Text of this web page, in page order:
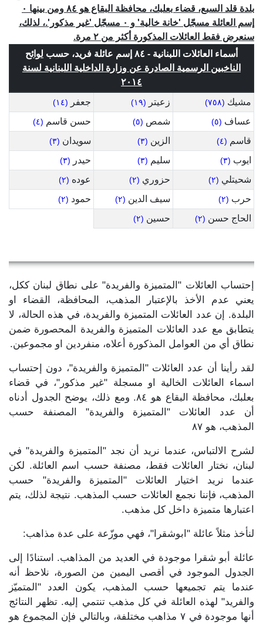
بلدة قلد السبع، قضاء بعلبك، محافظة البقاع هو ٨٤ ومن بينها ٠
إسم العائلة مسجّل 'خانة خالية' و ٠ مسجّل 'غير مذكور'.، لذلك،
سنعرض فقط العائلات المذكورة أكثر من ٢ مرة.
أسماء العائلات اللبنانية - ٨٤ إسم عائلة فريد، حسب
لوائح
الناخبين الرسمية الصادرة عن وزارة الداخلية اللبنانية لسنة
٢٠١٤
مشيك (٧٥٨) زعيتر (١٩) جعفر (١٤)
عساف (٥) شمص (٥) حسن قاسم (٤)
قاسم (٤) الزين (٣) سويدان (٣)
ايوب (٣) سليم (٣) حيدر (٣)
شحيتلي (٢) حزوري (٢) عوده (٢)
حرب (٢) سيف الدين (٢) حمود (٢)
الحاج حسن (٢) حسين (٢)
إحتساب العائلات "المتميزة والفريدة" على نطاق لبنان ككل،
يعني عدم الأخذ بالإعتبار المذهب، المحافظة، القضاء او
البلدة. إن عدد العائلات المتميزة والفريدة، في هذه الحالة، لا
يتطابق مع عدد العائلات المتميزة والفريدة المحصورة ضمن
نطاق أي من العوامل المذكورة أعلاه، منفردين او مجموعين.
لقد رأينا أن عدد العائلات "المتميزة والفريدة"، دون إحتساب
اسماء العائلات الخالية او مسجلة "غير مذكور"، في قضاء
بعلبك، محافظة البقاع هو ٨٤. ومع ذلك، يوضح الجدول أدناه
أن عدد العائلات "المتميزة والفريدة" المصنفة حسب
المذهب، هو ٨٧
لشرح الالتباس، عندما نريد أن نجد "المتميزة والفريدة" في
لبنان، نختار العائلات فقط، مصنفة حسب اسم العائلة. لكن
عندما نريد اختيار العائلات "المتميزة والفريدة" حسب
المذهب، فإننا نجمع العائلات حسب المذهب. نتيجة لذلك، يتم
اعتبارها متميزة داخل كل مذهب.
لنأخذ مثلاً عائلة "ابوشقرا"، فهي موزّعة على عدة مذاهب:
عائلة أبو شقرا موجودة في العديد من المذاهب. استنادًا إلى
الجدول الموجود في أقصى اليمين من الصورة، نلاحظ أنه
عندما يتم تجميعها حسب المذهب، يكون العدد "المتميّز
والفريد" لهذه العائلة في كل مذهب تنتمي إليه. تظهر النتائج
أنها موجودة في ٧ مذاهب مختلفة، وبالتالي فإن المجموع هو